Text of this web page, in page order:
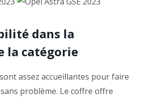
dans la
la catégorie
assez accueillantes pour faire
problème. Le coffre offre